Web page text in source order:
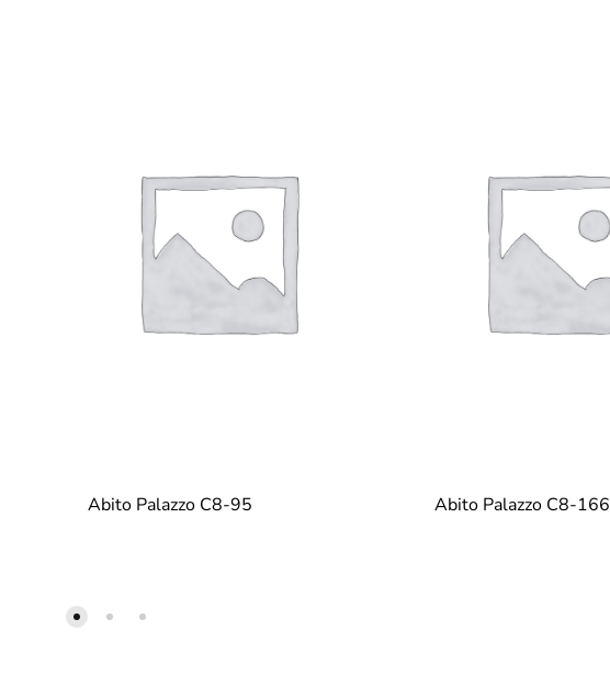
Abito Palazzo C8-95 Abito Palazzo C8-166